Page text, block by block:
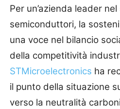
Per un’azienda leader
semiconduttori, la
una voce nel bilancio
della competitività
STMicroelectronics ha
il punto della situazione
verso la neutralità